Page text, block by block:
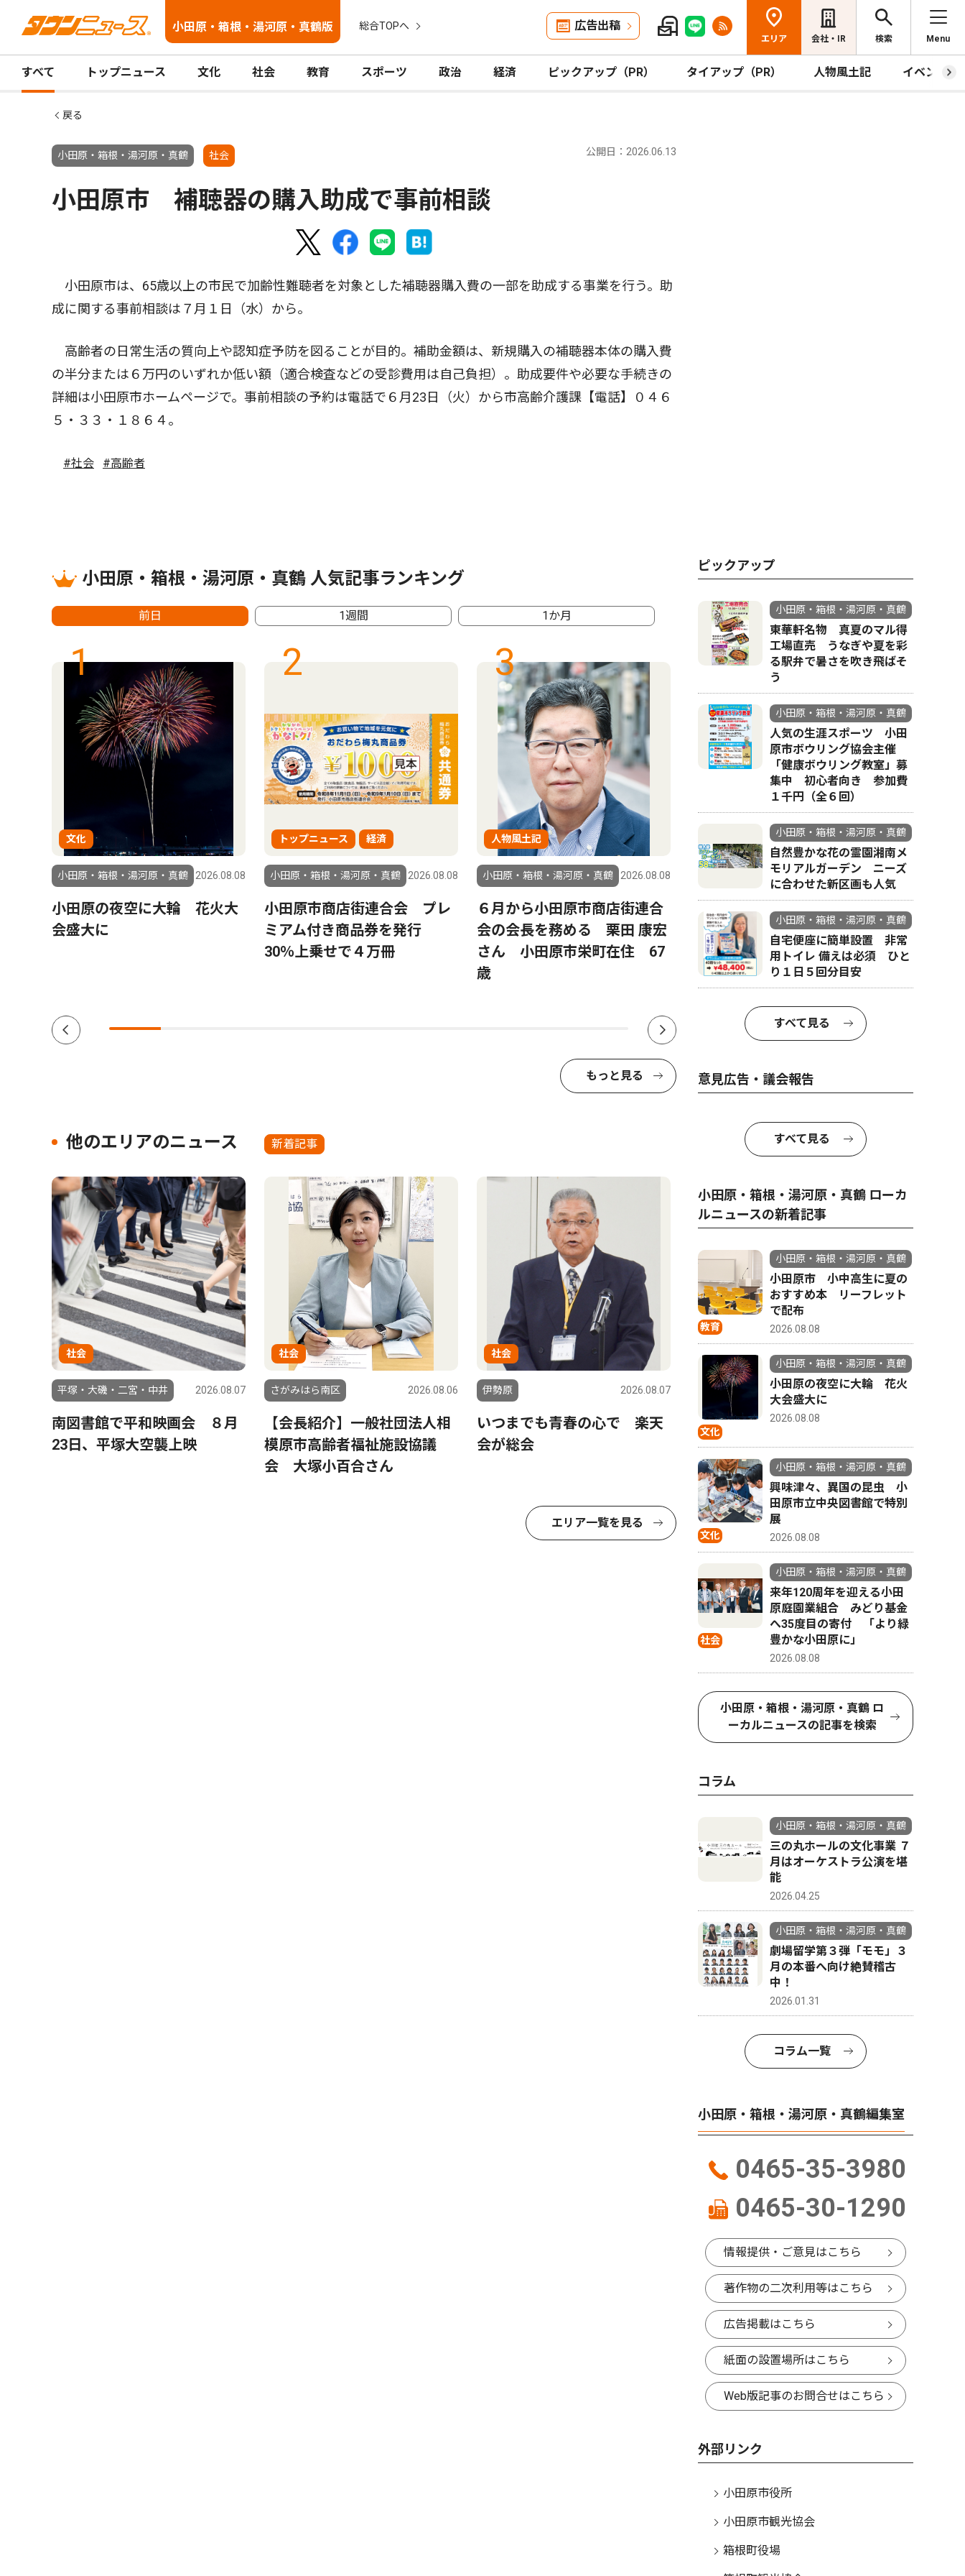
小田原・箱根・湯河原・真鶴版 総合TOPへ 広告出稿
エリア 会社・IR 検索 Menu
すべて トップニュース 文化 社会 教育 スポーツ 政治 経済 ピックアップ（PR） タイアップ（PR） 人物風土記 イベント
戻る
小田原・箱根・湯河原・真鶴 社会 公開日：2026.06.13
小田原市 補聴器の購入助成で事前相談
小田原市は、65歳以上の市民で加齢性難聴者を対象とした補聴器購入費の一部を助成する事業を行う。助
成に関する事前相談は７月１日（水）から。
高齢者の日常生活の質向上や認知症予防を図ることが目的。補助金額は、新規購入の補聴器本体の購入費
の半分または６万円のいずれか低い額（適合検査などの受診費用は自己負担）。助成要件や必要な手続きの
詳細は小田原市ホームページで。事前相談の予約は電話で６月23日（火）から市高齢介護課【電話】０４６
５・３３・１８６４。
#社会 #高齢者
小田原・箱根・湯河原・真鶴 人気記事ランキング
前日 1週間 1か月
1
文化
小田原・箱根・湯河原・真鶴 2026.08.08
小田原の夜空に大輪 花火大
会盛大に
2
トップニュース 経済
小田原・箱根・湯河原・真鶴 2026.08.08
小田原市商店街連合会 プレ
ミアム付き商品券を発行
30％上乗せで４万冊
3
人物風土記
小田原・箱根・湯河原・真鶴 2026.08.08
６月から小田原市商店街連合
会の会長を務める 栗田 康宏
さん 小田原市栄町在住 67
歳
4
小田原・箱根・湯河原・真鶴 2026.08.08
強羅駅前 ちょうちん揺れ夏
一色 「大文字焼」開催盛り
上げ
公園の
ドウ工営
の日」に
もっと見る
他のエリアのニュース 新着記事
社会
平塚・大磯・二宮・中井 2026.08.07
南図書館で平和映画会 ８月
23日、平塚大空襲上映
社会
さがみはら南区 2026.08.06
【会長紹介】一般社団法人相
模原市高齢者福祉施設協議
会 大塚小百合さん
社会
伊勢原 2026.08.07
いつまでも青春の心で 楽天
会が総会
エリア一覧を見る
ピックアップ
小田原・箱根・湯河原・真鶴
東華軒名物 真夏のマル得
工場直売 うなぎや夏を彩
る駅弁で暑さを吹き飛ばそ
う
小田原・箱根・湯河原・真鶴
人気の生涯スポーツ 小田
原市ボウリング協会主催
「健康ボウリング教室」募
集中 初心者向き 参加費
１千円（全６回）
小田原・箱根・湯河原・真鶴
自然豊かな花の霊園湘南メ
モリアルガーデン ニーズ
に合わせた新区画も人気
小田原・箱根・湯河原・真鶴
自宅便座に簡単設置 非常
用トイレ 備えは必須 ひと
り１日５回分目安
すべて見る
意見広告・議会報告
すべて見る
小田原・箱根・湯河原・真鶴 ローカ
ルニュースの新着記事
教育
小田原・箱根・湯河原・真鶴
小田原市 小中高生に夏の
おすすめ本 リーフレット
で配布
2026.08.08
文化
小田原・箱根・湯河原・真鶴
小田原の夜空に大輪 花火
大会盛大に
2026.08.08
文化
小田原・箱根・湯河原・真鶴
興味津々、異国の昆虫 小
田原市立中央図書館で特別
展
2026.08.08
社会
小田原・箱根・湯河原・真鶴
来年120周年を迎える小田
原庭園業組合 みどり基金
へ35度目の寄付 「より緑
豊かな小田原に」
2026.08.08
小田原・箱根・湯河原・真鶴 ロ
ーカルニュースの記事を検索
コラム
小田原・箱根・湯河原・真鶴
三の丸ホールの文化事業 ７
月はオーケストラ公演を堪
能
2026.04.25
小田原・箱根・湯河原・真鶴
劇場留学第３弾「モモ」３
月の本番へ向け絶賛稽古
中！
2026.01.31
コラム一覧
小田原・箱根・湯河原・真鶴編集室
0465-35-3980
0465-30-1290
情報提供・ご意見はこちら
著作物の二次利用等はこちら
広告掲載はこちら
紙面の設置場所はこちら
Web版記事のお問合せはこちら
外部リンク
小田原市役所
小田原市観光協会
箱根町役場